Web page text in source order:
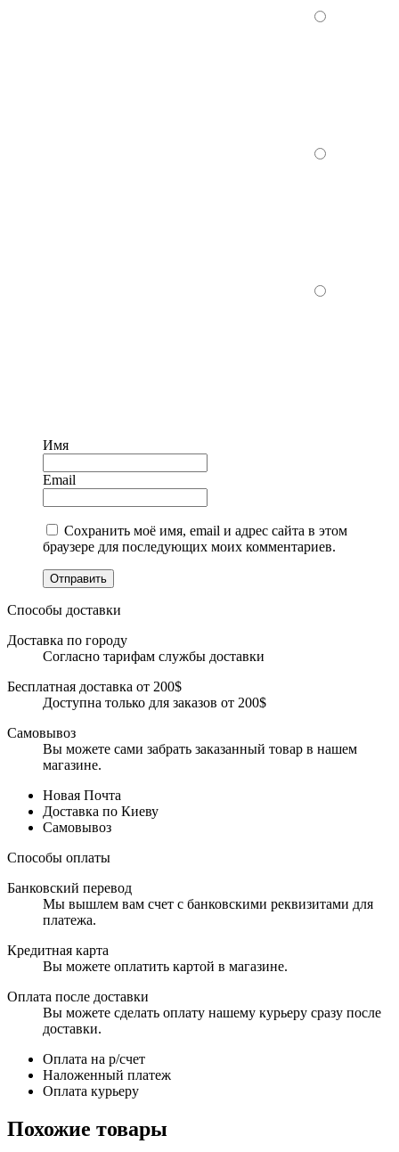
Имя
Email
Сохранить моё имя, email и адрес сайта в этом
браузере для последующих моих комментариев.
Отправить
Способы доставки
Доставка по городу
Согласно тарифам службы доставки
Бесплатная доставка от 200$
Доступна только для заказов от 200$
Самовывоз
Вы можете сами забрать заказанный товар в нашем
магазине.
Новая Почта
Доставка по Киеву
Самовывоз
Способы оплаты
Банковский перевод
Мы вышлем вам счет с банковскими реквизитами для
платежа.
Кредитная карта
Вы можете оплатить картой в магазине.
Оплата после доставки
Вы можете сделать оплату нашему курьеру сразу после
доставки.
Оплата на р/счет
Наложенный платеж
Оплата курьеру
Похожие товары